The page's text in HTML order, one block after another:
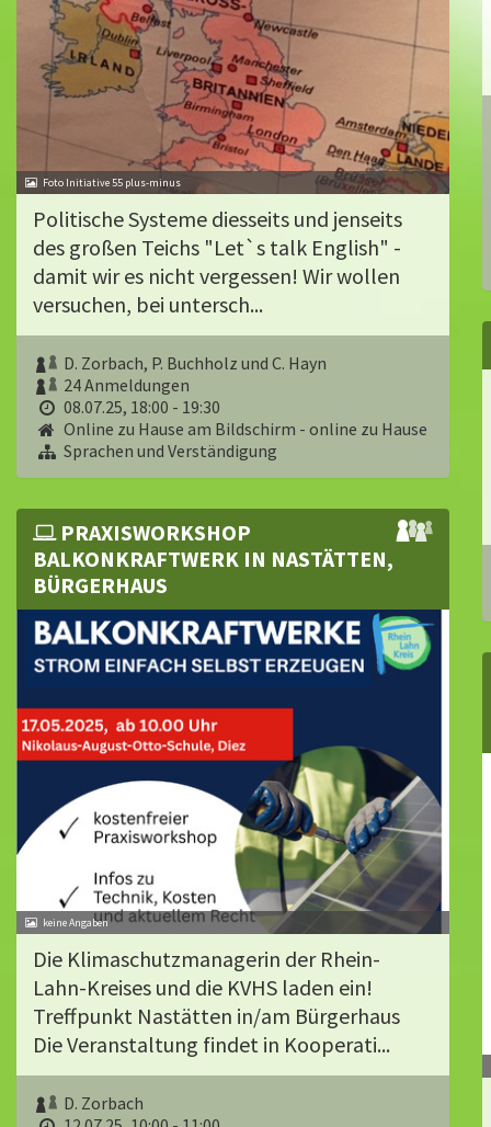
Foto Initiative 55 plus-minus
Politische Systeme diesseits und jenseits
des großen Teichs "Let`s talk English" -
damit wir es nicht vergessen! Wir wollen
versuchen, bei untersch...
D. Zorbach, P. Buchholz und C. Hayn
24 Anmeldungen
08.07.25, 18:00 - 19:30
Online zu Hause am Bildschirm - online zu Hause
Sprachen und Verständigung
PRAXISWORKSHOP
BALKONKRAFTWERK IN NASTÄTTEN,
BÜRGERHAUS
Die Klimaschutzmanagerin der Rhein-
Lahn-Kreises und die KVHS laden ein!
Treffpunkt Nastätten in/am Bürgerhaus
Die Veranstaltung findet in Kooperati...
D. Zorbach